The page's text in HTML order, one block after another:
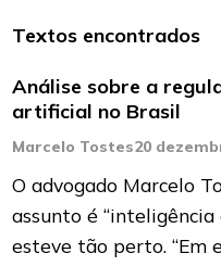
Textos encontrados
Análise sobre a
artificial no Brasil
Marcelo Tostes20
O advogado Marcelo
assunto é
esteve tão perto. “Em